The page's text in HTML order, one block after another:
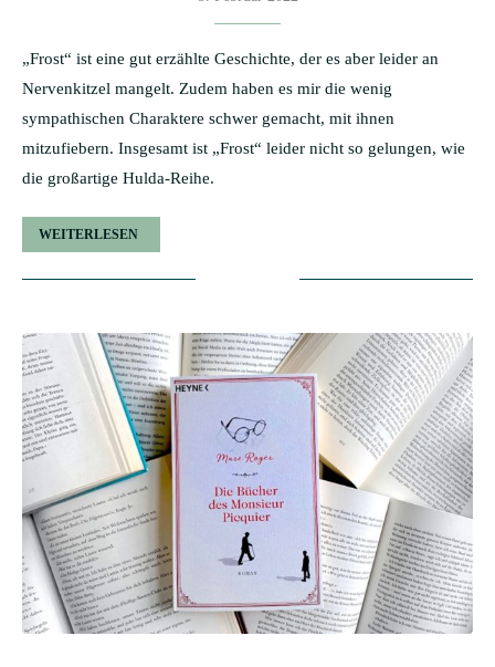
„Frost“ ist eine gut erzählte Geschichte, der es aber leider an
Nervenkitzel mangelt. Zudem haben es mir die wenig
sympathischen Charaktere schwer gemacht, mit ihnen
mitzufiebern. Insgesamt ist „Frost“ leider nicht so gelungen, wie
die großartige Hulda-Reihe.
WEITERLESEN